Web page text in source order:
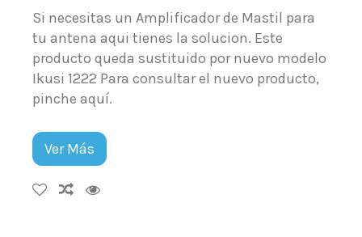
Si necesitas un Amplificador de Mastil para
tu antena aqui tienes la solucion. Este
producto queda sustituido por nuevo modelo
Ikusi 1222 Para consultar el nuevo producto,
pinche aquí.
Ver Más